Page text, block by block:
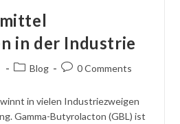
in der Industrie
PostBlog
Post0 Comments
in vielen Industriezweigen
Gamma-Butyrolacton (GBL) ist